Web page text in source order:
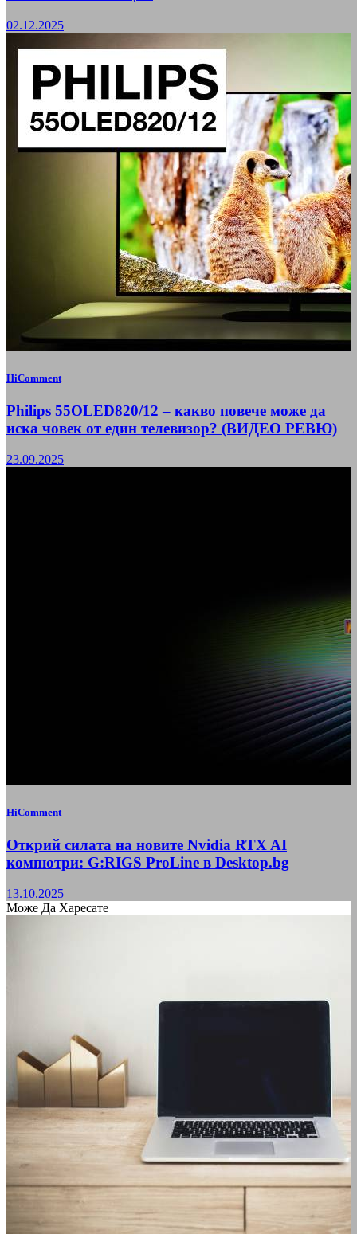
02.12.2025
HiComment
Philips 55OLED820/12 – какво повече може да
иска човек от един телевизор? (ВИДЕО РЕВЮ)
23.09.2025
HiComment
Открий силата на новите Nvidia RTX AI
компютри: G:RIGS ProLine в Desktop.bg
13.10.2025
Може Да Харесате